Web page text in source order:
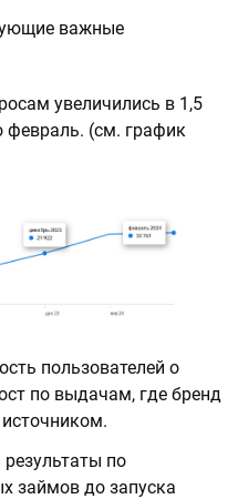
важные
увеличились в 1,5
февраль. (см. график
пользователей о
по выдачам, где бренд
по
займов до запуска